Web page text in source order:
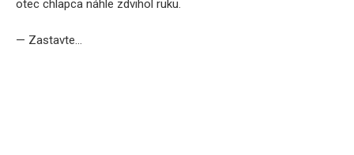
otec chlapca náhle zdvihol ruku.
— Zastavte…